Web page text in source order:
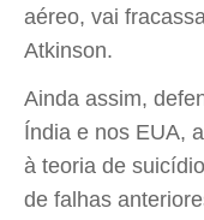
aéreo, vai
Atkinson.
Ainda assim,
Índia e nos EUA,
à teoria de
de falhas